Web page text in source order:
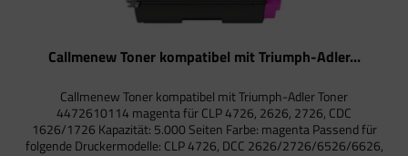
Callmenew Toner kompatibel mit Triumph-Adler...
Callmenew Toner kompatibel mit Triumph-Adler Toner
4472610114 magenta für CLP 4726, 2626, 2726, CDC
1626/1726 Kapazität: 5.000 Seiten Farbe: magenta Passend für
folgende Druckermodelle: CLP 4726, DCC 2626/2726/6526/6626,